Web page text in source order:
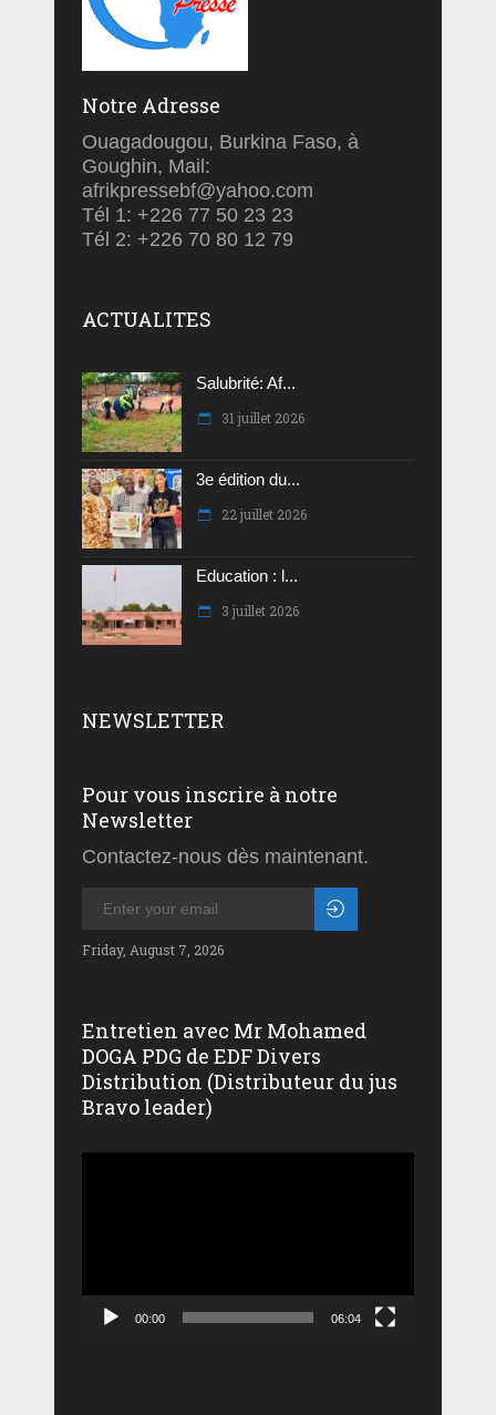
Notre Adresse
Ouagadougou, Burkina Faso, à
Goughin, Mail:
afrikpressebf@yahoo.com
Tél 1: +226 77 50 23 23
Tél 2: +226 70 80 12 79
ACTUALITES
Salubrité: Af...
31 juillet 2026
3e édition du...
22 juillet 2026
Education : l...
3 juillet 2026
NEWSLETTER
Pour vous inscrire à notre
Newsletter
Contactez-nous dès maintenant.
Friday, August 7, 2026
Entretien avec Mr Mohamed
DOGA PDG de EDF Divers
Distribution (Distributeur du jus
Bravo leader)
00:00 06:04